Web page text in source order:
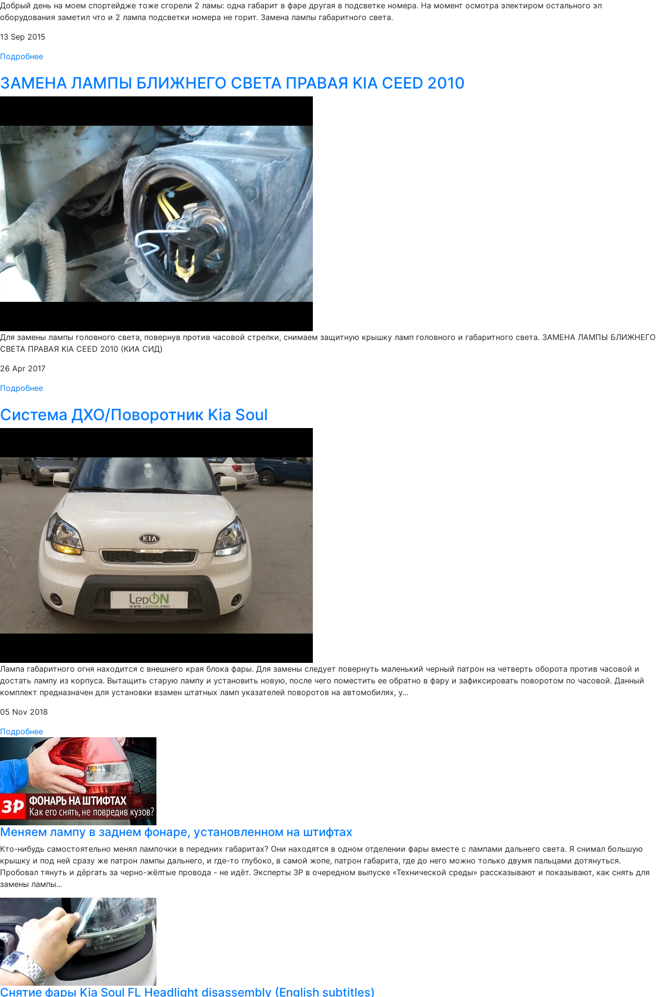
Добрый день на моем спортейдже тоже сгорели 2 ламы: одна габарит в фаре другая в подсветке номера. На момент осмотра электиром остального эл
оборудования заметил что и 2 лампа подсветки номера не горит. Замена лампы габаритного света.
13 Sep 2015
Подробнее
ЗАМЕНА ЛАМПЫ БЛИЖНЕГО СВЕТА ПРАВАЯ KIA CEED 2010
Для замены лампы головного света, повернув против часовой стрелки, снимаем защитную крышку ламп головного и габаритного света. ЗАМЕНА ЛАМПЫ БЛИЖНЕГО
СВЕТА ПРАВАЯ KIA CEED 2010 (КИА СИД)
26 Apr 2017
Подробнее
Система ДХО/Поворотник Kia Soul
Лампа габаритного огня находится с внешнего края блока фары. Для замены следует повернуть маленький черный патрон на четверть оборота против часовой и
достать лампу из корпуса. Вытащить старую лампу и установить новую, после чего поместить ее обратно в фару и зафиксировать поворотом по часовой. Данный
комплект предназначен для установки взамен штатных ламп указателей поворотов на автомобилях, у...
05 Nov 2018
Подробнее
Меняем лампу в заднем фонаре, установленном на штифтах
Кто-нибудь самостоятельно менял лампочки в передних габаритах? Они находятся в одном отделении фары вместе с лампами дальнего света. Я снимал большую
крышку и под ней сразу же патрон лампы дальнего, и где-то глубоко, в самой жопе, патрон габарита, где до него можно только двумя пальцами дотянуться.
Пробовал тянуть и дёргать за черно-жёлтые провода - не идёт. Эксперты ЗР в очередном выпуске «Технической среды» рассказывают и показывают, как снять для
замены лампы...
Снятие фары Kia Soul FL Headlight disassembly (English subtitles)